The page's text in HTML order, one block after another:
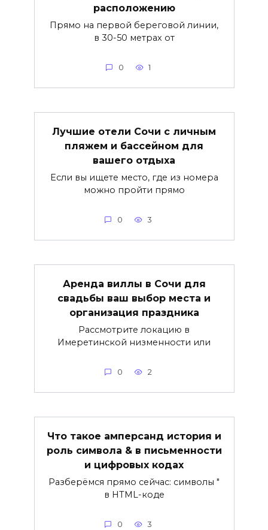
расположению
Прямо на первой береговой линии,
в 30-50 метрах от
0 1
Лучшие отели Сочи с личным
пляжем и бассейном для
вашего отдыха
Если вы ищете место, где из номера
можно пройти прямо
0 3
Аренда виллы в Сочи для
свадьбы ваш выбор места и
организация праздника
Рассмотрите локацию в
Имеретинской низменности или
0 2
Что такое амперсанд история и
роль символа & в письменности
и цифровых кодах
Разберёмся прямо сейчас: символы "
в HTML-коде
0 3